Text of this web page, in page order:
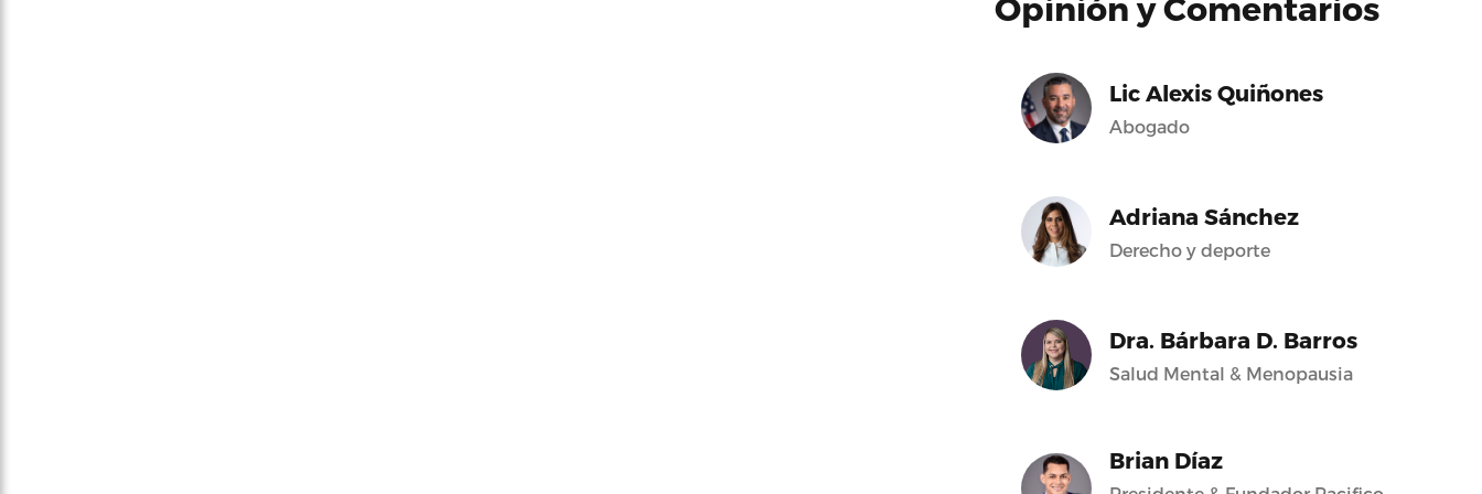
Lic Alexis Quiñones
Abogado
Adriana Sánchez
Derecho y deporte
Dra. Bárbara D. Barros
Salud Mental & Menopausia
Brian Díaz